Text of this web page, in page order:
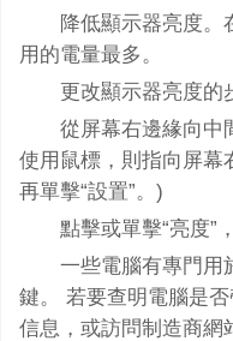
降低顯示器亮度。
用的電量最多。
更改顯示器亮度的
從屏幕右邊緣向中
使用鼠標，則指向屏幕
再單擊“設置”。)
點擊或單擊“亮度”
一些電腦有專門用
鍵。 若要查明電腦是
信息，或訪問制造商網